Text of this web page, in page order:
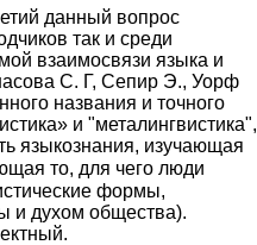
данный вопрос
так и среди
взаимосвязи языка и
С. Г, Сепир Э., Уорф
названия и точного
и "металингвистика",
языкознания, изучающая
то, для чего люди
формы,
и духом общества).